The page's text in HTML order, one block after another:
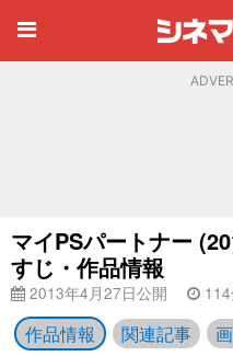
マイPSパートナー
すじ・作品情報
2013年4月27日公開 114
作品情報 関連記事